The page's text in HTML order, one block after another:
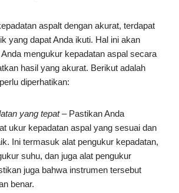
aspalt dengan akurat, terdapat
yang dapat Anda ikuti. Hal ini akan
mengukur kepadatan aspal secara
hasil yang akurat. Berikut adalah
diperhatikan:
yang tepat– Pastikan Anda
ukur kepadatan aspal yang sesuai dan
Ini termasuk alat pengukur kepadatan,
suhu, dan juga alat pengukur
juga bahwa instrumen tersebut
benar.